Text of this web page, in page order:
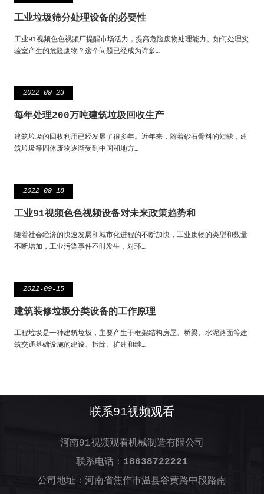
工业垃圾筛分处理设备的必要性
工业91视频色色视频厂提醒市场活力，提高危险废物处理能力。如何处理实
验室产生的危险废物？这个问题已经成为许多…
2022-09-23
每年处理200万吨建筑垃圾回收生产
建筑垃圾的回收利用已经发展了很多年。近年来，随着砂石骨料的短缺，建
筑垃圾等固体废物逐渐受到中国和地方…
2022-09-18
工业91视频色色视频设备对未来政策趋势和
随着社会经济的快速发展和城市化进程的不断加快，工业废物的类型和数量
不断增加，工业污染事件不时发生，对环…
2022-09-15
建筑装修垃圾分类设备的工作原理
工程垃圾是一种建筑垃圾，主要产生于框架结构房屋、桥梁、水泥路面等建
筑交通基础设施的建设、拆除、扩建和维…
联系91视频观看
河南91视频观看机械制造有限公司
联系电话： 18638722221
公司地址：河南省焦作市温县谷黄路中段路南